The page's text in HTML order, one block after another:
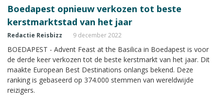
Boedapest opnieuw verkozen tot beste
kerstmarktstad van het jaar
Redactie Reisbizz 9 december 2022
BOEDAPEST - Advent Feast at the Basilica in Boedapest is voor
de derde keer verkozen tot de beste kerstmarkt van het jaar. Dit
maakte European Best Destinations onlangs bekend. Deze
ranking is gebaseerd op 374.000 stemmen van wereldwijde
reizigers.